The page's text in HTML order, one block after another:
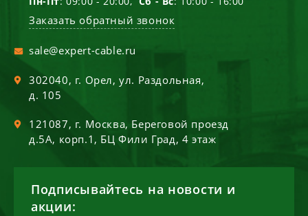
Заказать обратный звонок
sale@expert-cable.ru
302040, г. Орел,ул. Раздольная,
д. 105
121087, г. Москва, Береговой проезд
д.5А, корп.1, БЦ Фили Град, 4 этаж
Подписывайтесь на новости и
акции: